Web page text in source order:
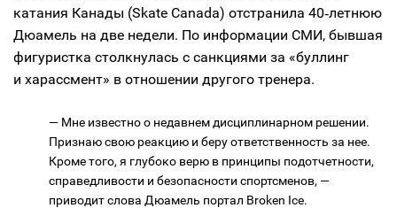
катания Канады (Skate Canada) отстранила 40‑летнюю
Дюамель на две недели. По информации СМИ, бывшая
фигуристка столкнулась с санкциями за «буллинг
и харассмент» в отношении другого тренера.
— Мне известно о недавнем дисциплинарном решении.
Признаю свою реакцию и беру ответственность за нее.
Кроме того, я глубоко верю в принципы подотчетности,
справедливости и безопасности спортсменов, —
приводит слова Дюамель портал Broken Ice.